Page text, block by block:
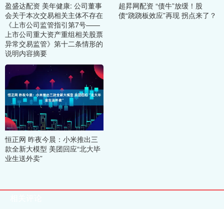
盈盛达配资 美年健康: 公司董事
会关于本次交易相关主体不存在
《上市公司监管指引第7号——
上市公司重大资产重组相关股票
异常交易监管》第十二条情形的
说明内容摘要
超昇网配资 “债牛”放缓！股
债“跷跷板效应”再现 拐点来了？
恒正网 昨夜今晨：小米推出三
款全新大模型 美团回应“北大毕
业生送外卖”